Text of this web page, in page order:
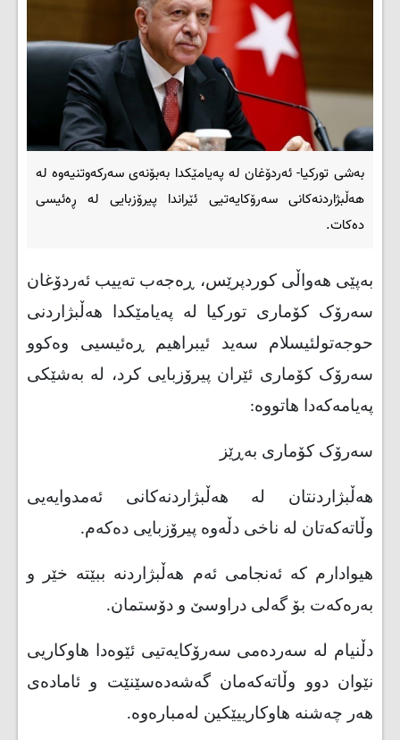
بەشی تورکیا- ئەردۆغان لە پەیامێکدا بەبۆنەی سەرکەوتنیەوە لە
هەڵبژاردنەکانی سەرۆکایەتیی ئێراندا پیرۆزبایی لە ڕەئیسی
دەکات.
بەپێی هەواڵی کوردپرێس، ڕەجەب تەییب ئەردۆغان
سەرۆک کۆماری تورکیا لە پەیامێکدا هەڵبژاردنی
حوجەتولئیسلام سەید ئیبراهیم ڕەئیسیی وەکوو
سەرۆک کۆماری ئێران پیرۆزبایی کرد، لە بەشێکی
پەیامەکەدا هاتووە:
سەرۆک کۆماری بەڕێز
هەڵبژاردنتان لە هەڵبژاردنەکانی ئەمدوایەیی
وڵاتەکەتان لە ناخی دڵەوە پیرۆزبایی دەکەم.
هیوادارم کە ئەنجامی ئەم هەڵبژاردنە ببێتە خێر و
بەرەکەت بۆ گەلی دراوسێ و دۆستمان.
دڵنیام لە سەردەمی سەرۆکایەتیی ئێوەدا هاوکاریی
نێوان دوو وڵاتەکەمان گەشەدەسێنێت و ئامادەی
هەر چەشنە هاوکارییێکین لەمبارەوە.